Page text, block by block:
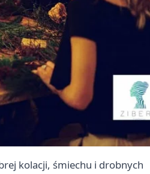
kolacji, śmiechu i drobnych